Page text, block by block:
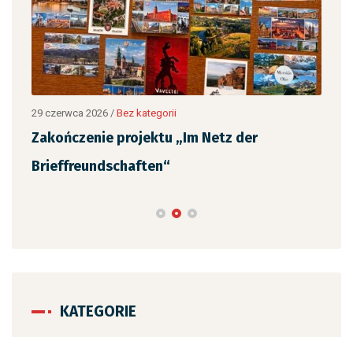
29 czerwca 2026 / Bez kategorii
Zakończenie projektu „Im Netz der
Brieffreundschaften“
KATEGORIE